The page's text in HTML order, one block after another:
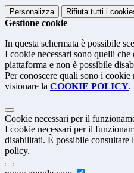
Personalizza Rifiuta tutti i
Gestione cookie
In questa schermata è possibile
I cookie necessari sono quelli
piattaforma e non è possibile
Per conoscere quali sono i
visionare la COOKIE POLICY.
Cookie necessari per il
I cookie necessari per il
disabilitati. È possibile consultare
policy.